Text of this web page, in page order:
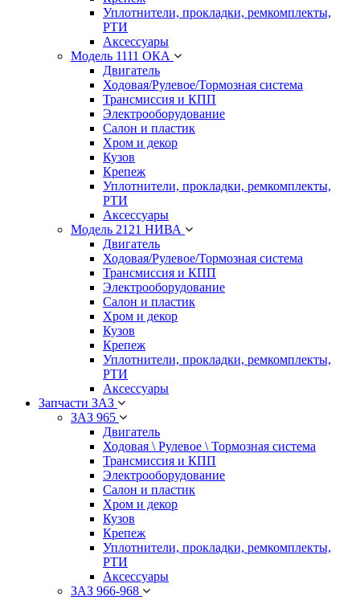
Уплотнители, прокладки, ремкомплекты,
РТИ
Аксессуары
Модель 1111 ОКА
Двигатель
Ходовая/Рулевое/Тормозная система
Трансмиссия и КПП
Электрооборудование
Салон и пластик
Хром и декор
Кузов
Крепеж
Уплотнители, прокладки, ремкомплекты,
РТИ
Аксессуары
Модель 2121 НИВА
Двигатель
Ходовая/Рулевое/Тормозная система
Трансмиссия и КПП
Электрооборудование
Салон и пластик
Хром и декор
Кузов
Крепеж
Уплотнители, прокладки, ремкомплекты,
РТИ
Аксессуары
Запчасти ЗАЗ
ЗАЗ 965
Двигатель
Ходовая \ Рулевое \ Тормозная система
Трансмиссия и КПП
Электрооборудование
Салон и пластик
Хром и декор
Кузов
Крепеж
Уплотнители, прокладки, ремкомплекты,
РТИ
Аксессуары
ЗАЗ 966-968